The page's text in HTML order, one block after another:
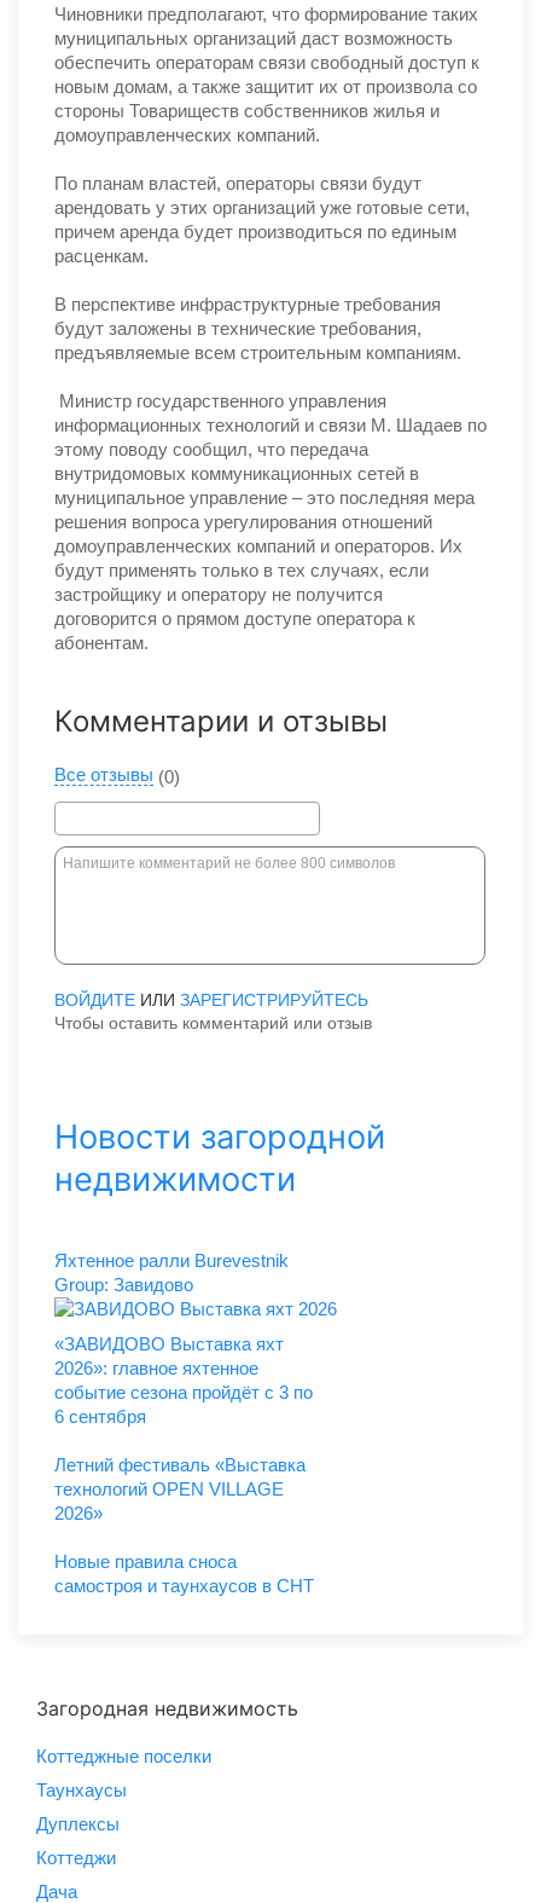
Чиновники предполагают, что формирование таких
муниципальных организаций даст возможность
обеспечить операторам связи свободный доступ к
новым домам, а также защитит их от произвола со
стороны Товариществ собственников жилья и
домоуправленческих компаний.
По планам властей, операторы связи будут
арендовать у этих организаций уже готовые сети,
причем аренда будет производиться по единым
расценкам.
В перспективе инфраструктурные требования
будут заложены в технические требования,
предъявляемые всем строительным компаниям.
Министр государственного управления
информационных технологий и связи М. Шадаев по
этому поводу сообщил, что передача
внутридомовых коммуникационных сетей в
муниципальное управление – это последняя мера
решения вопроса урегулирования отношений
домоуправленческих компаний и операторов. Их
будут применять только в тех случаях, если
застройщику и оператору не получится
договорится о прямом доступе оператора к
абонентам.
Комментарии и отзывы
Все отзывы (0)
ВОЙДИТЕ ИЛИ ЗАРЕГИСТРИРУЙТЕСЬ
Чтобы оставить комментарий или отзыв
Новости загородной
недвижимости
Яхтенное ралли Burevestnik
Group: Завидово
«ЗАВИДОВО Выставка яхт
2026»: главное яхтенное
событие сезона пройдёт с 3 по
6 сентября
Летний фестиваль «Выставка
технологий OPEN VILLAGE
2026»
Новые правила сноса
самостроя и таунхаусов в СНТ
Загородная недвижимость
Коттеджные поселки
Таунхаусы
Дуплексы
Коттеджи
Дача